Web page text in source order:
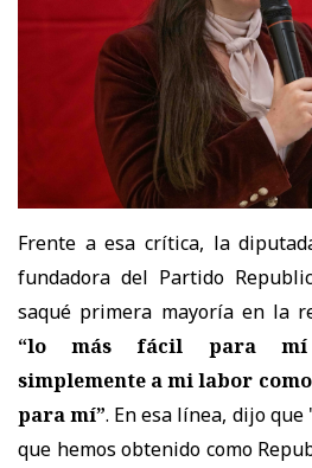
Frente a esa crítica, la
fundadora del Partido
saqué primera mayoría en la
“lo más fácil para mí
simplemente a mi labor
para mí”. En esa línea, dijo que
que hemos obtenido como